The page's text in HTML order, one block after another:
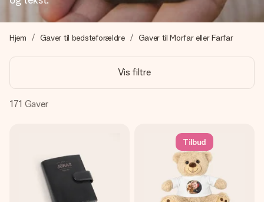
Lav noget særligt i blot få trin – med hendes navn, et
billede af dig eller en besked, der går lige i hendes hjerte.
Intet besvær men udelukkende en masse kærlighed i
øjeblikket.
Hjem Gaver til bedsteforældre Gaver til Morfar eller Farfar
Vis filtre
171 Gaver
Tilbud